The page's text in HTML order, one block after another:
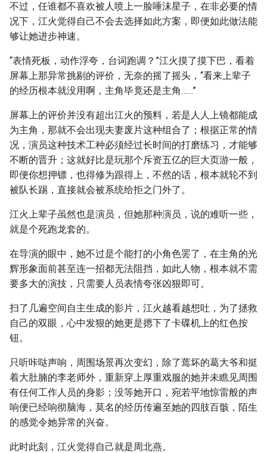
不过，任谁都不喜欢被人喷上一脸唾沫星子，在非必要的情
况下，江火觉得自己不会去选择如此方案，即便如此做法能
够让她进步神速。
“表情死板，动作浮夸，台词跑调？”江火摸了摸下巴，看着
屏幕上那异常挑剔的评价，无奈的摇了摇头，“看来上辈子
的经历根本就没用啊，主角毕竟还是主角……”
屏幕上的评价并没有超出江火的预料，若是人人上镜都能成
为主角，那就不会出现夫妻废片这种组合了；根据正常的情
况，演员这种技术工种必须经过长时间的打磨练习，才能够
不断的晋升；这就好比是玩那个斥资五亿的巨大页游一般，
即便你想押镖，也得修为跟得上，不然的话，根本就轮不到
被队长踢，直接就会被系统给拒之门外了。
江火上辈子虽然也是演员，但她那种演员，说的难听一些，
就是个死跑龙套的。
在导演的眼中，她不过是个能打的小角色罢了，在主角的光
辉形象面前甚至连一招都无法阻挡，如此人物，根本就不需
要多大的演技，只需要人员表情夸张凶狠即可。
扫了几遍空间自主生成的影片，江火越看越想吐，为了拯救
自己的双眼，心中发狠的她更是摁下了卡碟机上的红色按
钮。
只听咔哒声响，周围场景再次变幻，除了蔫坏的葛大爷和挺
着大肚腩的李老师外，重新穿上厚重戏服的她并未瞧见周围
有任何工作人员的身影；没等她开口，宛若平地惊雷般的声
响便已经响彻脑海，莫名的经历传遍至她的四肢百骸，陌生
的感觉令她异常的兴奋。
此时此刻，江火觉得自己就是周北燕。